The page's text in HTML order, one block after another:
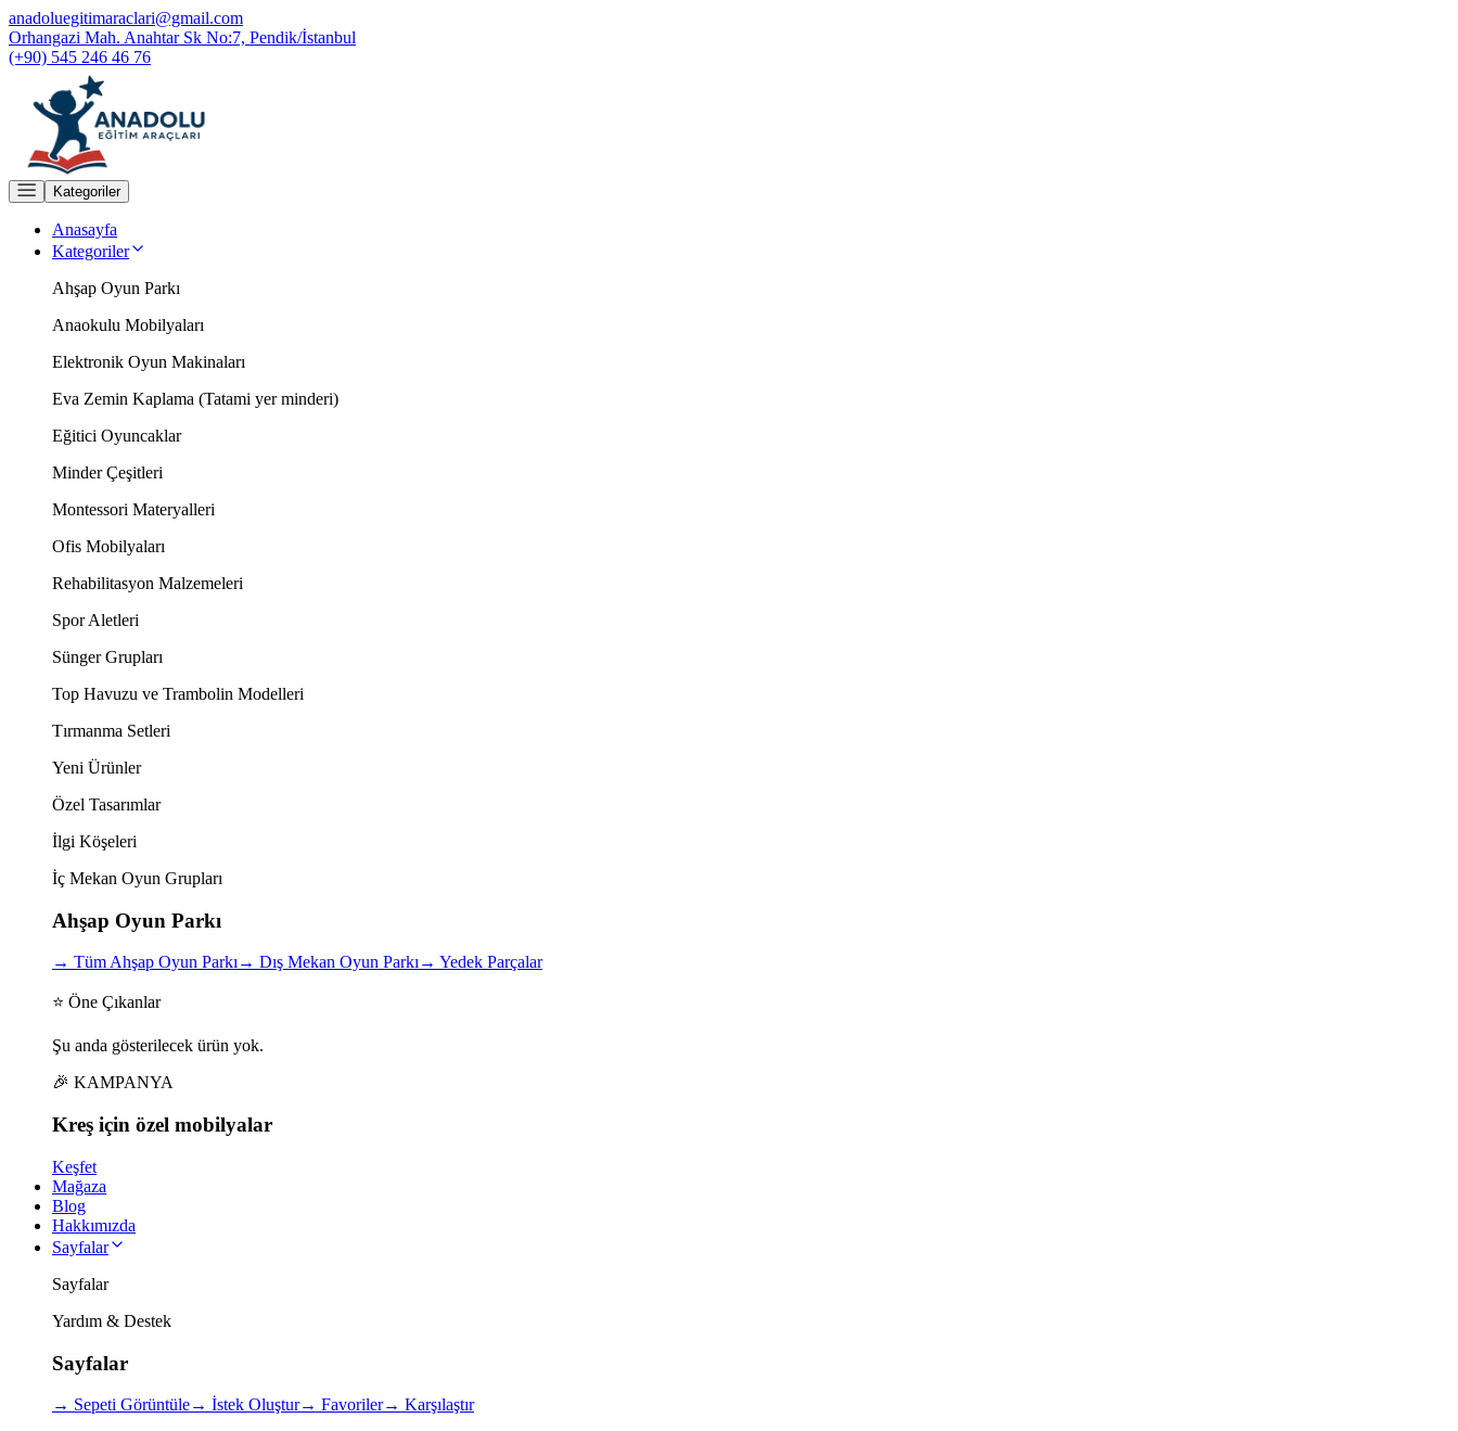
anadoluegitimaraclari@gmail.com
Orhangazi Mah. Anahtar Sk No:7, Pendik/İstanbul
(+90) 545 246 46 76
Kategoriler
Anasayfa
Kategoriler
Ahşap Oyun Parkı
Anaokulu Mobilyaları
Elektronik Oyun Makinaları
Eva Zemin Kaplama (Tatami yer minderi)
Eğitici Oyuncaklar
Minder Çeşitleri
Montessori Materyalleri
Ofis Mobilyaları
Rehabilitasyon Malzemeleri
Spor Aletleri
Sünger Grupları
Top Havuzu ve Trambolin Modelleri
Tırmanma Setleri
Yeni Ürünler
Özel Tasarımlar
İlgi Köşeleri
İç Mekan Oyun Grupları
Ahşap Oyun Parkı
→ Tüm Ahşap Oyun Parkı→ Dış Mekan Oyun Parkı→ Yedek Parçalar
⭐ Öne Çıkanlar
Şu anda gösterilecek ürün yok.
🎉 KAMPANYA
Kreş için özel mobilyalar
Keşfet
Mağaza
Blog
Hakkımızda
Sayfalar
Sayfalar
Yardım & Destek
Sayfalar
→ Sepeti Görüntüle→ İstek Oluştur→ Favoriler→ Karşılaştır